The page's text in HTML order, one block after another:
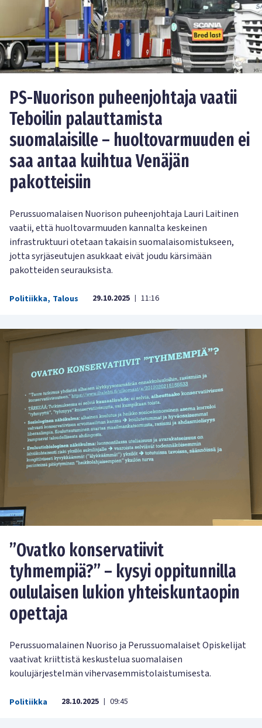
PS-Nuorison puheenjohtaja vaatii
Teboilin palauttamista
suomalaisille – huoltovarmuuden ei
saa antaa kuihtua Venäjän
pakotteisiin
Perussuomalaisen Nuorison puheenjohtaja Lauri Laitinen
vaatii, että huoltovarmuuden kannalta keskeinen
infrastruktuuri otetaan takaisin suomalaisomistukseen,
jotta syrjäseutujen asukkaat eivät joudu kärsimään
pakotteiden seurauksista.
Politiikka, Talous 29.10.2025 | 11:16
”Ovatko konservatiivit
tyhmempiä?” – kysyi oppitunnilla
oululaisen lukion yhteiskuntaopin
opettaja
Perussuomalainen Nuoriso ja Perussuomalaiset Opiskelijat
vaativat kriittistä keskustelua suomalaisen
koulujärjestelmän vihervasemmistolaistumisesta.
Politiikka 28.10.2025 | 09:45